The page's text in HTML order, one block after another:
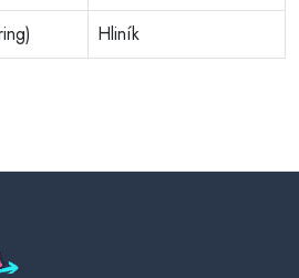
Hliník